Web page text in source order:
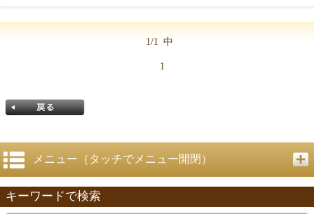
1/1 中
1
戻る
メニュー（タッチでメニュー開閉）
キーワードで検索